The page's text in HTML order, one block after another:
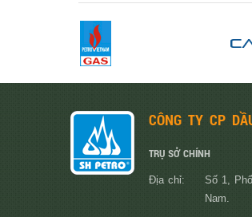
CÔNG TY CP
TRỤ SỞ CHÍNH
Địa chỉ:
Số 1,
Nam.